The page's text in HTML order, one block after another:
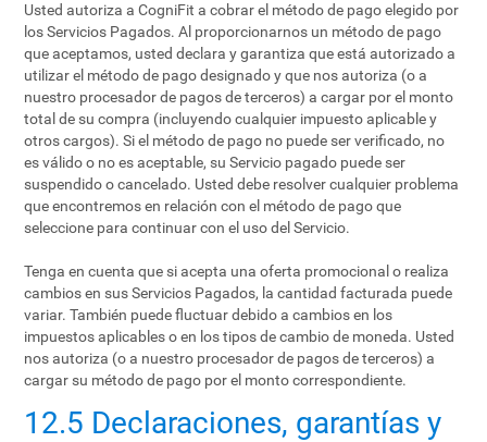
Usted autoriza a CogniFit a cobrar el método de pago elegido por
los Servicios Pagados. Al proporcionarnos un método de pago
que aceptamos, usted declara y garantiza que está autorizado a
utilizar el método de pago designado y que nos autoriza (o a
nuestro procesador de pagos de terceros) a cargar por el monto
total de su compra (incluyendo cualquier impuesto aplicable y
otros cargos). Si el método de pago no puede ser verificado, no
es válido o no es aceptable, su Servicio pagado puede ser
suspendido o cancelado. Usted debe resolver cualquier problema
que encontremos en relación con el método de pago que
seleccione para continuar con el uso del Servicio.
Tenga en cuenta que si acepta una oferta promocional o realiza
cambios en sus Servicios Pagados, la cantidad facturada puede
variar. También puede fluctuar debido a cambios en los
impuestos aplicables o en los tipos de cambio de moneda. Usted
nos autoriza (o a nuestro procesador de pagos de terceros) a
cargar su método de pago por el monto correspondiente.
12.5 Declaraciones, garantías y